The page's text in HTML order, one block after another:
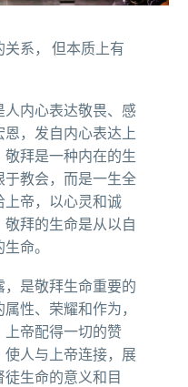
系， 但本质上有
内心表达敬畏、感
，发自内心表达上
拜是一种内在的生
教会，而是一生全
上帝，以心灵和诚
拜的生命是从以自
命。
是敬拜生命重要的
性、荣耀和作为，
帝配得一切的赞
人与上帝连接，展
生命的意义和目